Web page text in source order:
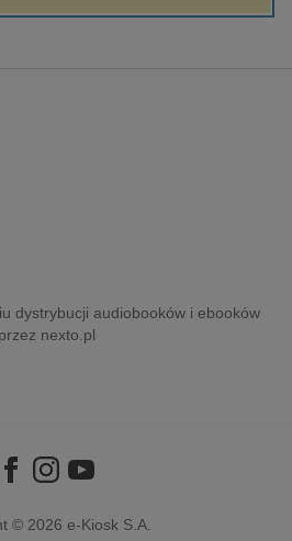
technologie, informatyka
informacyjne
dystrybucji audiobooków i ebooków
przez nexto.pl
© 2026 e-Kiosk S.A.